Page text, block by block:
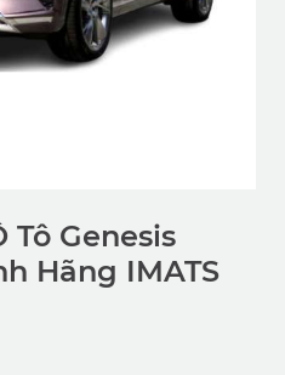
Tô Genesis
Hãng IMATS